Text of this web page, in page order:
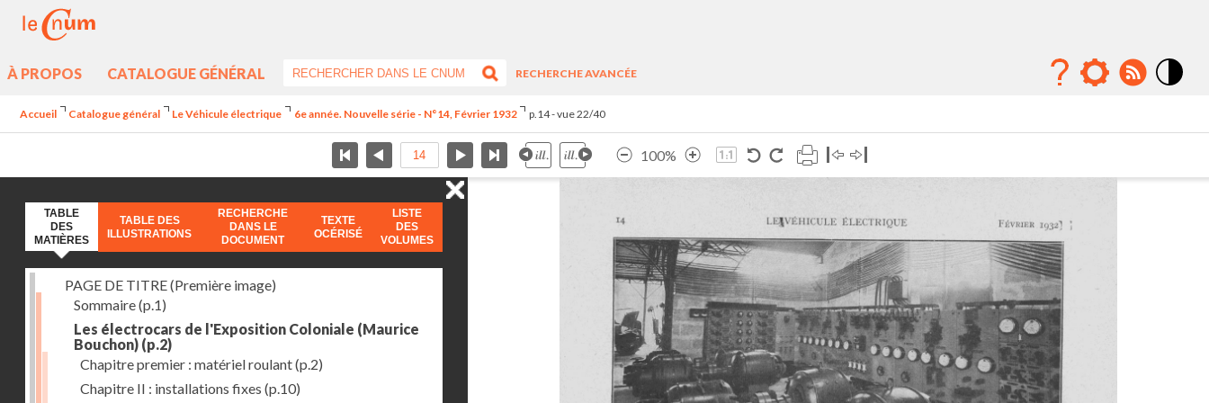
À PROPOS CATALOGUE GÉNÉRAL
RECHERCHE AVANCÉE
Accueil Catalogue général Le Véhicule électrique 6e année. Nouvelle série - N°14, Février 1932 p.14 - vue 22/40
100%
TABLE
DES
MATIÈRES
TABLE DES
ILLUSTRATIONS
RECHERCHE
DANS LE
DOCUMENT
TEXTE
OCÉRISÉ
LISTE
DES
VOLUMES
PAGE DE TITRE (Première image)
Sommaire(p.1)
Les électrocars de l'Exposition Coloniale (Maurice
Bouchon) (p.2)
Chapitre premier : matériel roulant(p.2)
Chapitre II : installations fixes (p.10)